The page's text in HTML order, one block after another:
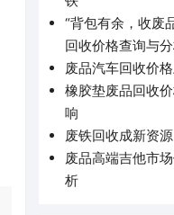
“背包有余，收废
回收价格查询与
废品汽车回收价
橡胶垫废品回收
响
废铁回收成新资
废品高端吉他市
析